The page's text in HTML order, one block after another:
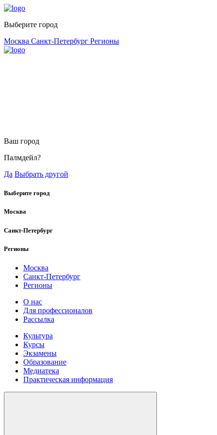
Выберите город
Москва Санкт-Петербург Регионы
Ваш город
Палмдейл?
Да Выбрать другой
Выберите город
Москва
Санкт-Петербург
Регионы
Москва
Санкт-Петербург
Регионы
О нас
Для профессионалов
Рассылка
Культура
Курсы
Экзамены
Образование
Медиатека
Практическая информация